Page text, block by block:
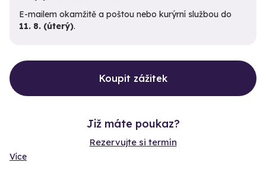
E-mailem okamžitě a poštou nebo kurýrní službou do
11. 8. (úterý).
Koupit zážitek
Již máte poukaz?
Rezervujte si termín
Více